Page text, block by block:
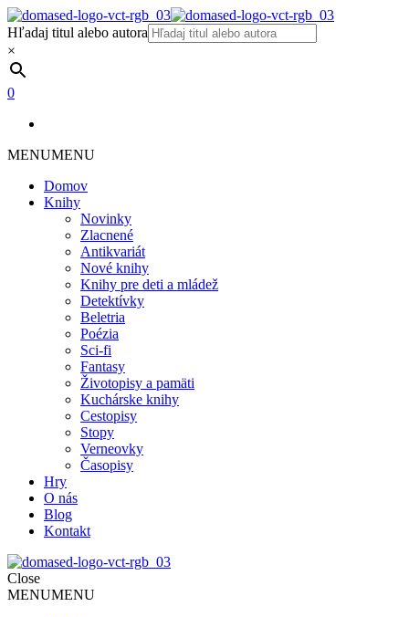
Hľadaj titul alebo autora
×
0
MENUMENU
Domov
Knihy
Novinky
Zlacnené
Antikvariát
Nové knihy
Knihy pre deti a mládež
Detektívky
Beletria
Poézia
Sci-fi
Fantasy
Životopisy a pamäti
Kuchárske knihy
Cestopisy
Stopy
Verneovky
Časopisy
Hry
O nás
Blog
Kontakt
Close
MENUMENU